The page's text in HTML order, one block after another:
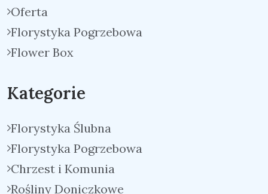
Oferta
Florystyka Pogrzebowa
Flower Box
Kategorie
Florystyka Ślubna
Florystyka Pogrzebowa
Chrzest i Komunia
Rośliny Doniczkowe